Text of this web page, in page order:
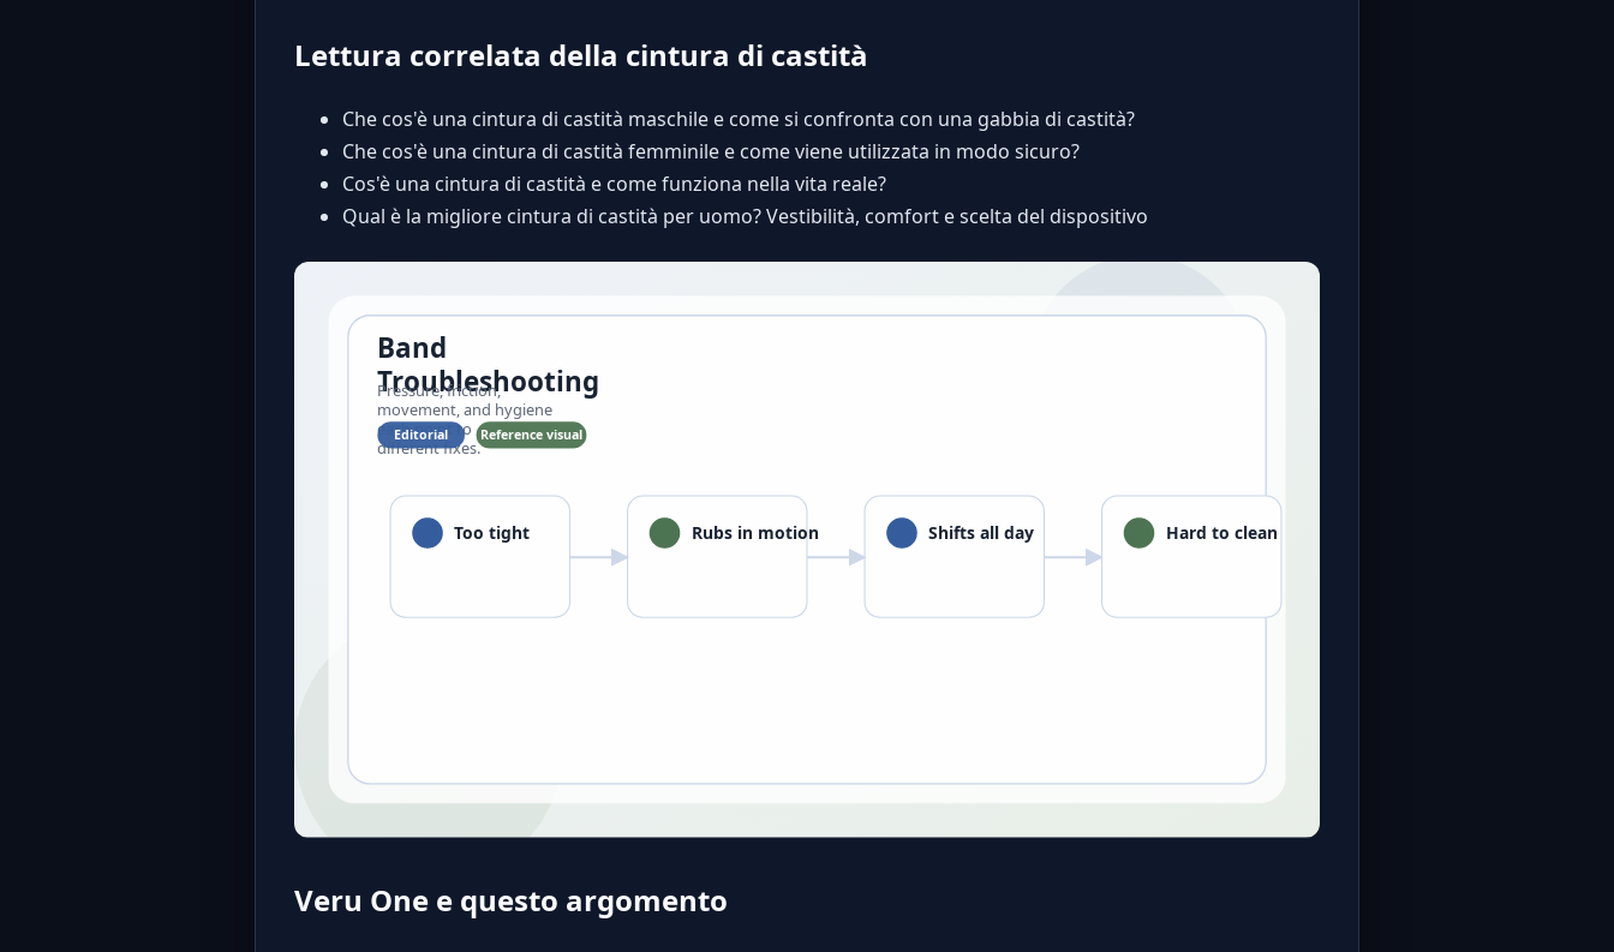
Lettura correlata della cintura di castità
Che cos'è una cintura di castità maschile e come si confronta con una gabbia di castità?
Che cos'è una cintura di castità femminile e come viene utilizzata in modo sicuro?
Cos'è una cintura di castità e come funziona nella vita reale?
Qual è la migliore cintura di castità per uomo? Vestibilità, comfort e scelta del dispositivo
Veru One e questo argomento